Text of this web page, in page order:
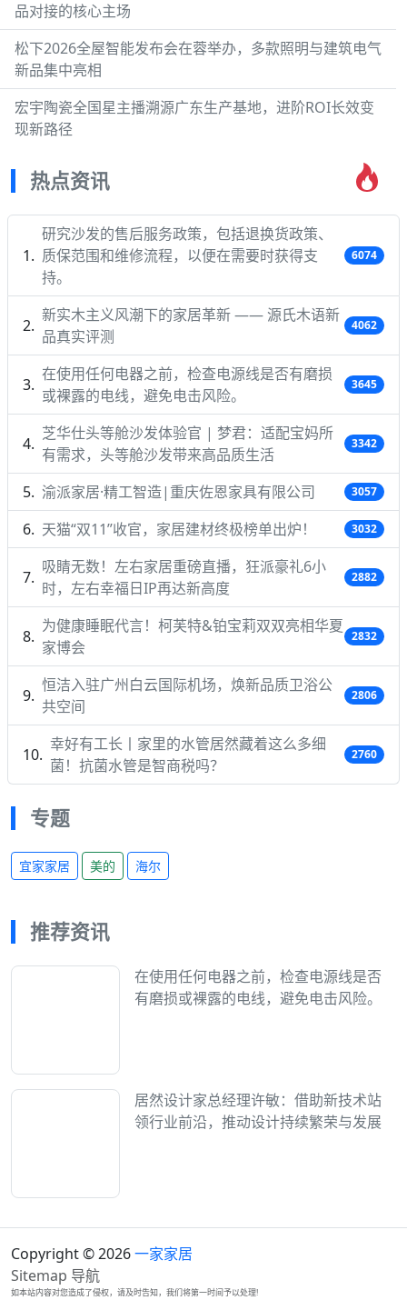
品对接的核心主场
松下2026全屋智能发布会在蓉举办，多款照明与建筑电气
新品集中亮相
宏宇陶瓷全国星主播溯源广东生产基地，进阶ROI长效变
现新路径
热点资讯
研究沙发的售后服务政策，包括退换货政策、
质保范围和维修流程，以便在需要时获得支
持。
6074
新实木主义风潮下的家居革新 —— 源氏木语新
品真实评测
4062
在使用任何电器之前，检查电源线是否有磨损
或裸露的电线，避免电击风险。
3645
芝华仕头等舱沙发体验官 | 梦君：适配宝妈所
有需求，头等舱沙发带来高品质生活
3342
渝派家居·精工智造|重庆佐恩家具有限公司 3057
天猫“双11”收官，家居建材终极榜单出炉！ 3032
吸睛无数！左右家居重磅直播，狂派豪礼6小
时，左右幸福日IP再达新高度
2882
为健康睡眠代言！柯芙特&铂宝莉双双亮相华夏
家博会
2832
恒洁入驻广州白云国际机场，焕新品质卫浴公
共空间
2806
幸好有工长丨家里的水管居然藏着这么多细
菌！抗菌水管是智商税吗？
2760
专题
宜家家居 美的 海尔
推荐资讯
在使用任何电器之前，检查电源线是否
有磨损或裸露的电线，避免电击风险。
居然设计家总经理许敏：借助新技术站
领行业前沿，推动设计持续繁荣与发展
Copyright © 2026一家家居
Sitemap 导航
如本站内容对您造成了侵权，请及时告知，我们将第一时间予以处理!